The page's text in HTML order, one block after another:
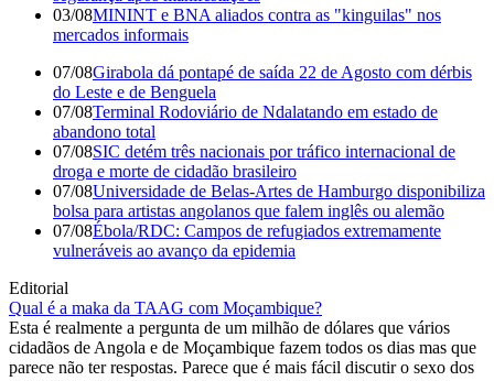
03/08MININT e BNA aliados contra as "kinguilas" nos
mercados informais
07/08Girabola dá pontapé de saída 22 de Agosto com dérbis
do Leste e de Benguela
07/08Terminal Rodoviário de Ndalatando em estado de
abandono total
07/08SIC detém três nacionais por tráfico internacional de
droga e morte de cidadão brasileiro
07/08Universidade de Belas-Artes de Hamburgo disponibiliza
bolsa para artistas angolanos que falem inglês ou alemão
07/08Ébola/RDC: Campos de refugiados extremamente
vulneráveis ao avanço da epidemia
Editorial
Qual é a maka da TAAG com Moçambique?
Esta é realmente a pergunta de um milhão de dólares que vários
cidadãos de Angola e de Moçambique fazem todos os dias mas que
parece não ter respostas. Parece que é mais fácil discutir o sexo dos